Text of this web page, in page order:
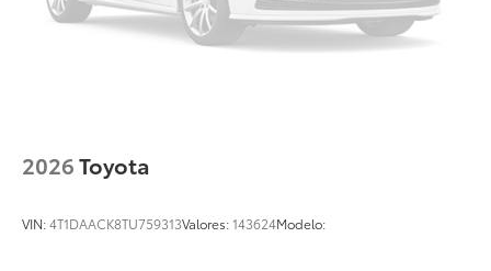
2026Toyota
VIN:4T1DAACK8TU759313Valores:143624Modelo: